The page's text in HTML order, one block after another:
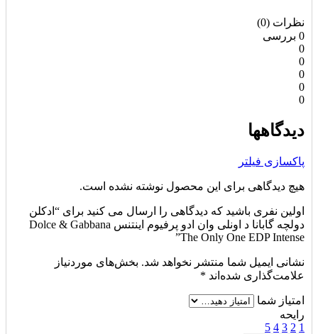
نظرات (0)
0 بررسی
0
0
0
0
0
دیدگاهها
پاکسازی فیلتر
هیچ دیدگاهی برای این محصول نوشته نشده است.
اولین نفری باشید که دیدگاهی را ارسال می کنید برای “ادکلن
دولچه گابانا د اونلی وان ادو پرفیوم اینتنس Dolce & Gabbana
The Only One EDP Intense”
نشانی ایمیل شما منتشر نخواهد شد. بخش‌های موردنیاز
علامت‌گذاری شده‌اند *
امتیاز شما
رایحه
1
2
3
4
5